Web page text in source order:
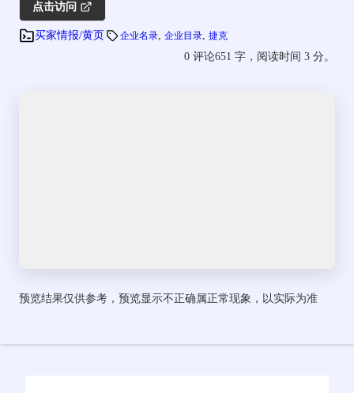
点击访问
买家情报/黄页 企业名录 企业目录 捷克
0 评论651 字，阅读时间 3 分。
预览结果仅供参考，预览显示不正确属正常现象，以实际为准